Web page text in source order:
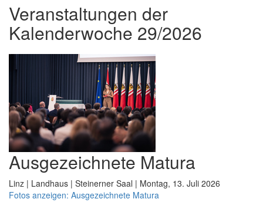
Veranstaltungen der
Kalenderwoche 29/2026
Ausgezeichnete Matura
Linz | Landhaus | Steinerner Saal | Montag, 13. Juli 2026
Fotos anzeigen: Ausgezeichnete Matura